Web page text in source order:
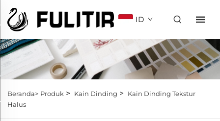
ID
Beranda> Produk > Kain Dinding >
Kain Dinding Tekstur
Halus